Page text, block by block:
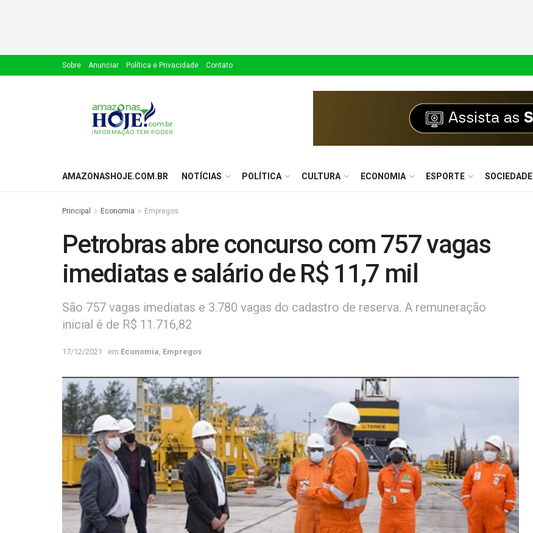
Sobre Anunciar Política e Privacidade Contato
AMAZONASHOJE.COM.BR NOTÍCIAS POLÍTICA CULTURA ECONOMIA ESPORTE SOCIEDADE
Principal Economia Empregos
Petrobras abre concurso com 757 vagas
imediatas e salário de R$ 11,7 mil
São 757 vagas imediatas e 3.780 vagas do cadastro de reserva. A remuneração
inicial é de R$ 11.716,82
17/12/2021 em Economia Empregos